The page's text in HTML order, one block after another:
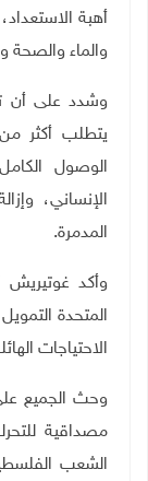
أهبة
والماء والصحة
وشدد على أن
يتطلب أكثر
الوصول
الإنساني،
المدمرة.
وأكد
المتحدة
الاحتياجات
وحث الجميع
مصداقية
الشعب